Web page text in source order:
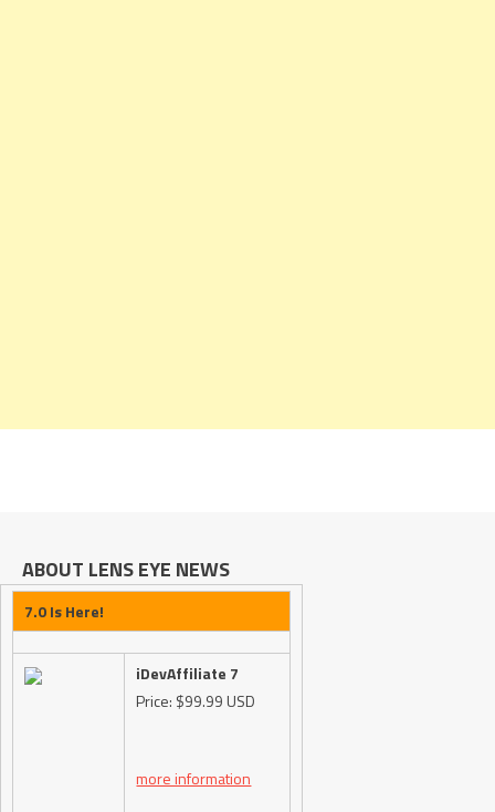
ABOUT LENS EYE NEWS
7.0 Is Here!
iDevAffiliate 7
Price: $99.99 USD
more information